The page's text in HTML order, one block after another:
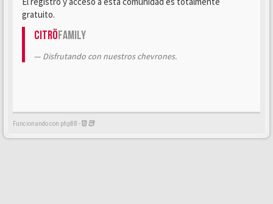
gratuito.
CitröFamily
Disfrutando con nuestros chevrones.
Funcionando con phpBB -